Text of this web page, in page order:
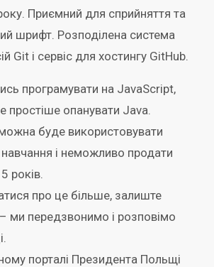
Приємний для сприйняття та
шрифт. Розподілена система
Git і сервіс для хостингу GitHub.
програмувати на JavaScript,
простіше опанувати Java.
буде використовувати
і неможливо продати
років.
про це більше, залиште
ми передзвонимо і розповімо
порталі Президента Польщі